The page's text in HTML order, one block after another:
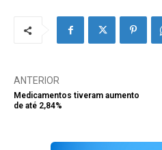
ANTERIOR
Medicamentos tiveram aumento
de até 2,84%